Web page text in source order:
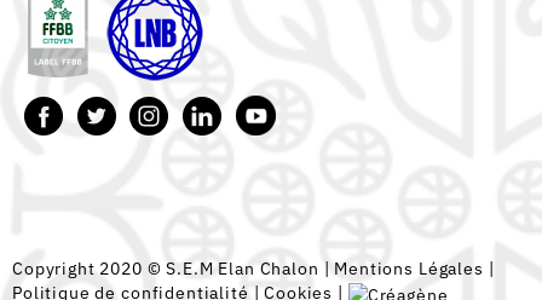
Copyright 2020 © S.E.M Elan Chalon | Mentions Légales |
Politique de confidentialité |Cookies |